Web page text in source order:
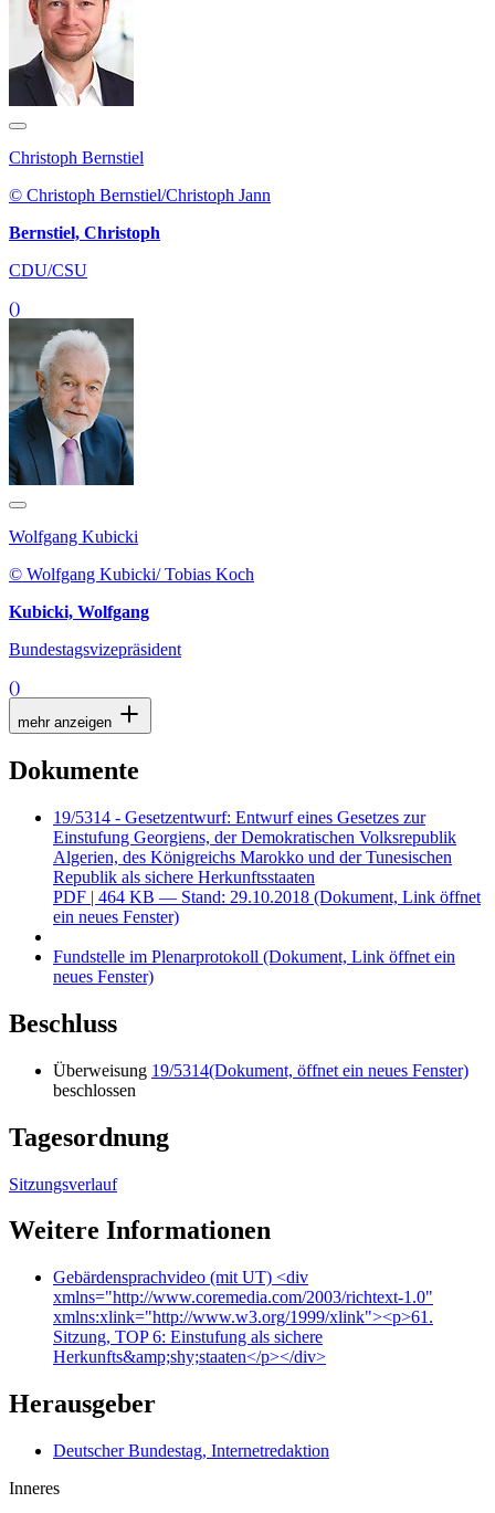
Christoph Bernstiel
© Christoph Bernstiel/Christoph Jann
Bernstiel, Christoph
CDU/CSU
()
Wolfgang Kubicki
© Wolfgang Kubicki/ Tobias Koch
Kubicki, Wolfgang
Bundestagsvizepräsident
()
mehr anzeigen
Dokumente
19/5314 - Gesetzentwurf: Entwurf eines Gesetzes zur
Einstufung Georgiens, der Demokratischen Volksrepublik
Algerien, des Königreichs Marokko und der Tunesischen
Republik als sichere Herkunftsstaaten
PDF | 464 KB — Stand: 29.10.2018 (Dokument, Link öffnet
ein neues Fenster)
Fundstelle im Plenarprotokoll (Dokument, Link öffnet ein
neues Fenster)
Beschluss
Überweisung 19/5314(Dokument, öffnet ein neues Fenster)
beschlossen
Tagesordnung
Sitzungsverlauf
Weitere Informationen
Gebärdensprachvideo (mit UT) <div
xmlns="http://www.coremedia.com/2003/richtext-1.0"
xmlns:xlink="http://www.w3.org/1999/xlink"><p>61.
Sitzung, TOP 6: Einstufung als sichere
Herkunfts&amp;shy;staaten</p></div>
Herausgeber
Deutscher Bundestag, Internetredaktion
Inneres